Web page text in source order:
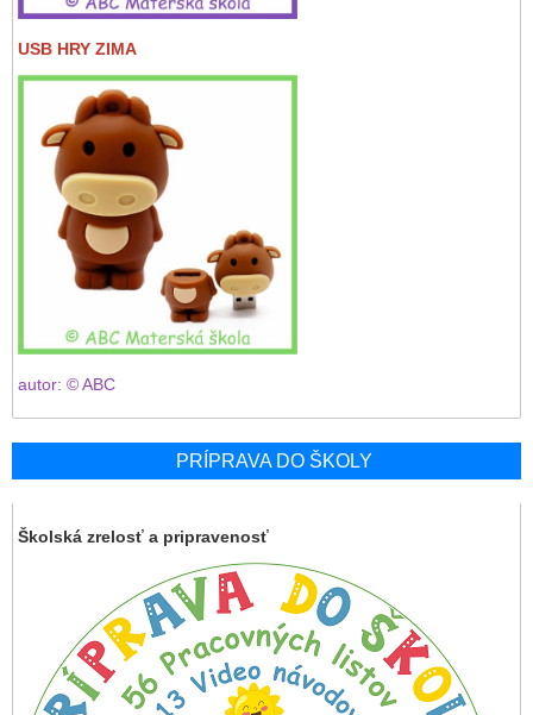
USB HRY ZIMA
autor: © ABC
PRÍPRAVA DO ŠKOLY
Školská zrelosť a pripravenosť